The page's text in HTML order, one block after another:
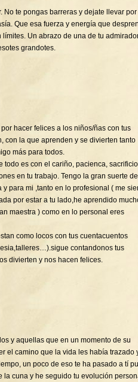
No te pongas barreras y dejate llevar por
Que esa fuerza y energía que
límites. Un abrazo de una de tu
grandotes.
hacer felices a los niños/ñas con tus
con la que aprenden y se divierten tanto
más para todos.
todo es con el cariño, pacienca,
en tu trabajo. Tengo la gran suerte de
y para mi ,tanto en lo profesional ( me
por estar a tu lado,he aprendido
maestra ) como en lo personal eres
como locos con tus cuentacuentos
contandonos tus
divierten y nos hacen felices.
y aquellas que en un momento de su
el camino que la vida les había trazado
un poco de eso te ha pasado a tí
la cuna y he seguido tu evolución